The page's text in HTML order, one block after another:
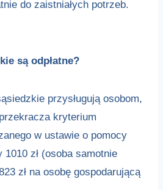
do zaistniałych potrzeb.
są odpłatne?
przysługują osobom,
kryterium
w ustawie o pomocy
1010 zł (osoba samotnie
zł na osobę gospodarującą